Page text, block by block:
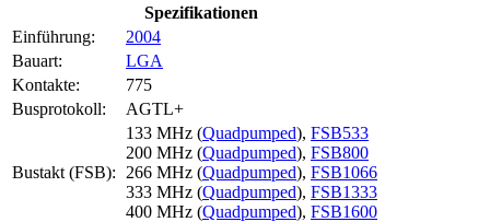
Spezifikationen
Einführung:
2004
Bauart:
LGA
Kontakte:
775
Busprotokoll:
AGTL+
Bustakt (FSB):
133 MHz (Quadpumped), FSB533
200 MHz (Quadpumped), FSB800
266 MHz (Quadpumped), FSB1066
333 MHz (Quadpumped), FSB1333
400 MHz (Quadpumped), FSB1600